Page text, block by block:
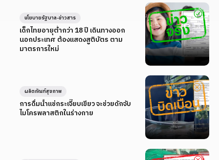
เด็กไทยอายุต่ำกว่า 18 ปี เดินทางออก
นอกประเทศ ต้องแสดงสูติบัตร ตาม
มาตรการใหม่
นโยบายรัฐบาล-ข่าวสาร
การดื่มน้ำแช่กระเจี๊ยบเขียว จะช่วยดักจับ
ไมโครพลาสติกในร่างกาย
ผลิตภัณฑ์สุขภาพ